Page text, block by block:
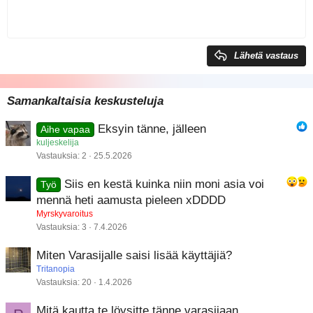
22
Times New Roman
Trebuchet MS
Verdana
Lähetä vastaus
Samankaltaisia keskusteluja
Aihe vapaa Eksyin tänne, jälleen
kuljeskelija
Vastauksia 2 25.5.2026
Työ
Siis en kestä kuinka niin moni asia voi
mennä heti aamusta pieleen xDDDD
Myrskyvaroitus
Vastauksia 3 7.4.2026
Miten Varasijalle saisi lisää käyttäjiä?
Tritanopia
Vastauksia 20 1.4.2026